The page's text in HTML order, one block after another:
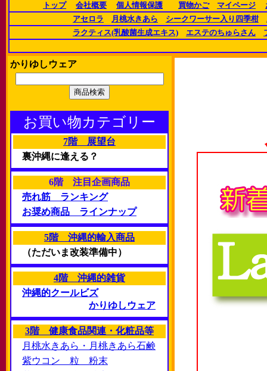
トップ 会社概要 個人情報保護 買物かご マイページ
アセロラ
月桃水きあら シークワーサー入り四季柑
ラクティス(乳酸菌生成エキス)
エステのちゅらさん
かりゆしウェア
お買い物カテゴリー
7階 展望台
裏沖縄に逢える？
6階 注目企画商品
売れ筋 ランキング
お奨め商品 ラインナップ
5階 沖縄的輸入商品
（ただいま改装準備中）
4階 沖縄的雑貨
沖縄的クールビズ
かりゆしウェア
3階 健康食品関連・化粧品等
月桃水きあら・月桃きあら石鹸
紫ウコン 粒 粉末